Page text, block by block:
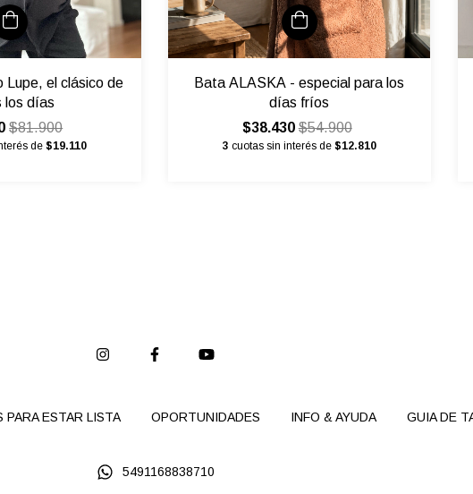
Lupe, el clásico de
los días
$81.900
de $19.110
Bata ALASKA - especial para los
días fríos
$38.430$54.900
3 cuotas sin interés de $12.810
PARA ESTAR LISTA OPORTUNIDADES INFO & AYUDA GUIA DE
5491168838710